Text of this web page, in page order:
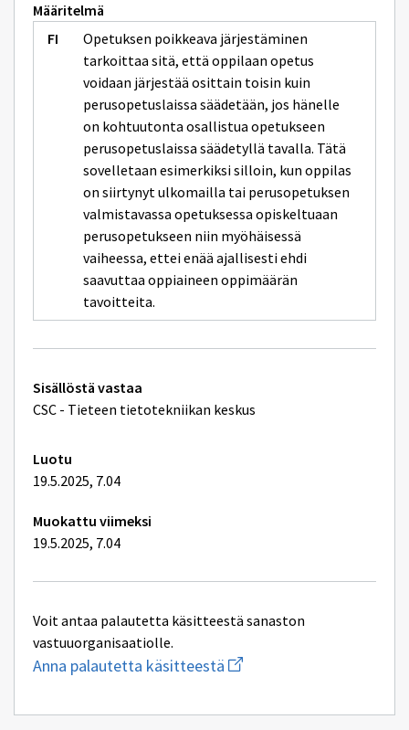
Määritelmä
Opetuksen poikkeava järjestäminen
tarkoittaa sitä, että oppilaan opetus
voidaan järjestää osittain toisin kuin
perusopetuslaissa säädetään, jos hänelle
on kohtuutonta osallistua opetukseen
perusopetuslaissa säädetyllä tavalla. Tätä
sovelletaan esimerkiksi silloin, kun oppilas
on siirtynyt ulkomailla tai perusopetuksen
valmistavassa opetuksessa opiskeltuaan
perusopetukseen niin myöhäisessä
vaiheessa, ettei enää ajallisesti ehdi
saavuttaa oppiaineen oppimäärän
tavoitteita.
Tekniset
lisätiedot
Sisällöstä vastaa
CSC - Tieteen tietotekniikan keskus
Luotu
19.5.2025, 7.04
Muokattu viimeksi
19.5.2025, 7.04
Voit antaa palautetta käsitteestä sanaston
vastuuorganisaatiolle.
Anna palautetta käsitteestä Aloita
uuden
kirjoitus